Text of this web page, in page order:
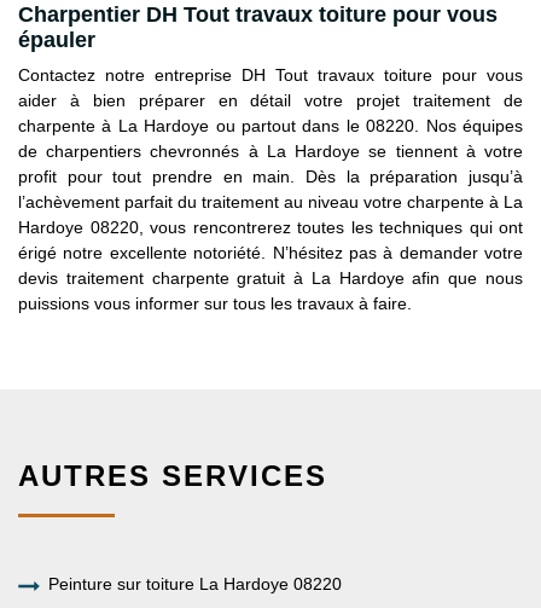
Charpentier DH Tout travaux toiture pour vous
épauler
Contactez notre entreprise DH Tout travaux toiture pour vous
aider à bien préparer en détail votre projet traitement de
charpente à La Hardoye ou partout dans le 08220. Nos équipes
de charpentiers chevronnés à La Hardoye se tiennent à votre
profit pour tout prendre en main. Dès la préparation jusqu’à
l’achèvement parfait du traitement au niveau votre charpente à La
Hardoye 08220, vous rencontrerez toutes les techniques qui ont
érigé notre excellente notoriété. N’hésitez pas à demander votre
devis traitement charpente gratuit à La Hardoye afin que nous
puissions vous informer sur tous les travaux à faire.
AUTRES SERVICES
Peinture sur toiture La Hardoye 08220